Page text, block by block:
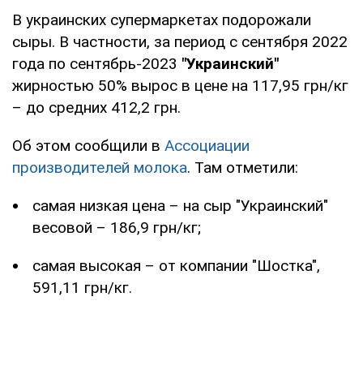
В украинских супермаркетах подорожали
сыры. В частности, за период с сентября 2022
года по сентябрь-2023 "Украинский"
жирностью 50% вырос в цене на 117,95 грн/кг
– до средних 412,2 грн.
Об этом сообщили в Ассоциации
производителей молока. Там отметили:
самая низкая цена – на сыр "Украинский"
весовой – 186,9 грн/кг;
самая высокая – от компании "Шостка",
591,11 грн/кг.